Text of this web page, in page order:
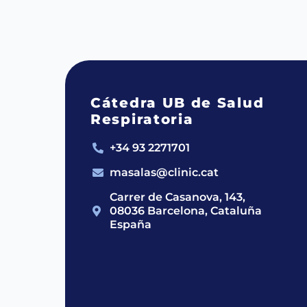
Cátedra UB de Salud
Respiratoria
+34 93 2271701
masalas@clinic.cat
Carrer de Casanova, 143,
08036 Barcelona, Cataluña
España